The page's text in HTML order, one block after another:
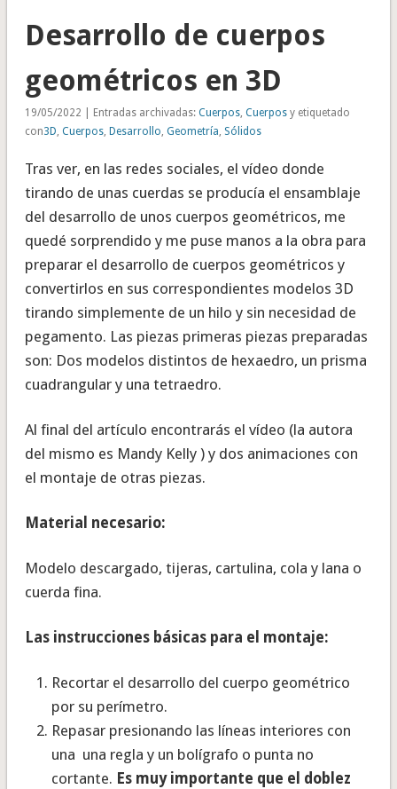
Desarrollo de cuerpos
geométricos en 3D
19/05/2022 | Entradas archivadas: Cuerpos, Cuerposy etiquetado
con3D, Cuerpos, Desarrollo, Geometría, Sólidos
Tras ver, en las redes sociales, el vídeo donde
tirando de unas cuerdas se producía el ensamblaje
del desarrollo de unos cuerpos geométricos, me
quedé sorprendido y me puse manos a la obra para
preparar el desarrollo de cuerpos geométricos y
convertirlos en sus correspondientes modelos 3D
tirando simplemente de un hilo y sin necesidad de
pegamento. Las piezas primeras piezas preparadas
son: Dos modelos distintos de hexaedro, un prisma
cuadrangular y una tetraedro.
Al final del artículo encontrarás el vídeo (la autora
del mismo es Mandy Kelly ) y dos animaciones con
el montaje de otras piezas.
Material necesario:
Modelo descargado, tijeras, cartulina, cola y lana o
cuerda fina.
Las instrucciones básicas para el montaje:
Recortar el desarrollo del cuerpo geométrico
por su perímetro.
Repasar presionando las líneas interiores con
una una regla y un bolígrafo o punta no
cortante. Es muy importante que el doblez